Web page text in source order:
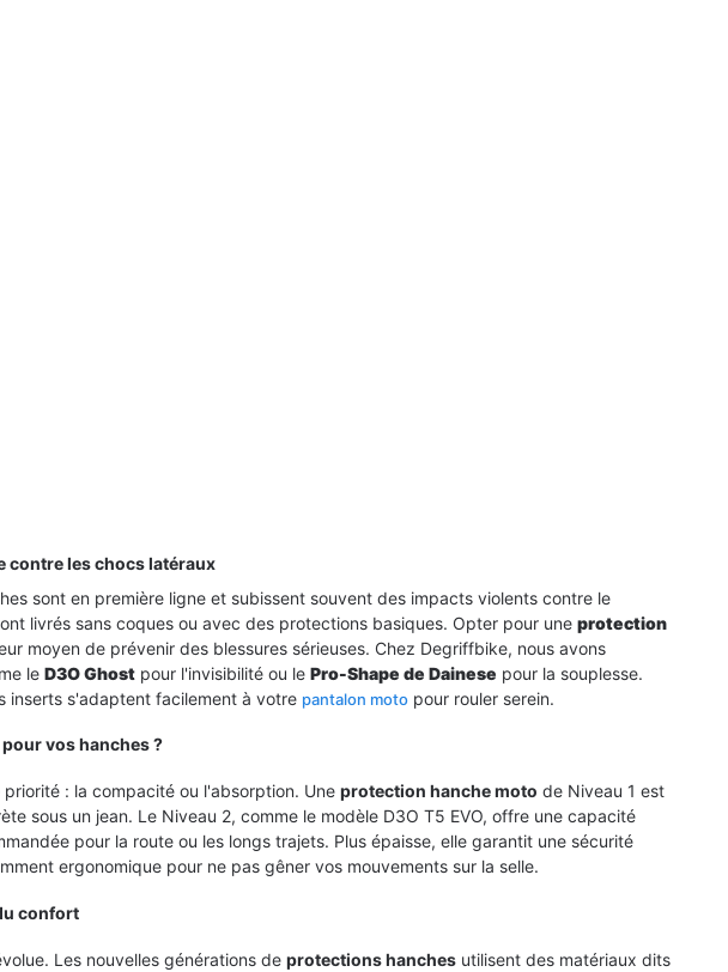
Air® 5
Smart Air
moto
Air® 5 Plasma ou
? Plongez au
avec notre
L’art du regard et la visière
moto : comment votre vision
définit votre trajectoire
Maîtrisez l'art du regard et soignez
votre vision pour rouler en toute
Lire l'article
Cours de sécurité
Suisse : profitez du
remboursement de
en 2026 !
Saviez-vous que le
perfectionnement
Découvrez comment...
contre les chocs latéraux
sont en première ligne et subissent souvent des impacts violents contre le
livrés sans coques ou avec des protections basiques. Opter pour une protection
moyen de prévenir des blessures sérieuses. Chez Degriffbike, nous avons
le D3O Ghostpour l'invisibilité ou le Pro-Shape de Dainese pour la souplesse.
inserts s'adaptent facilement à votre pantalon motopour rouler serein.
vos hanches ?
: la compacité ou l'absorption. Une protection hanche moto de Niveau 1 est
sous un jean. Le Niveau 2, comme le modèle D3O T5 EVO, offre une capacité
pour la route ou les longs trajets. Plus épaisse, elle garantit une sécurité
ergonomique pour ne pas gêner vos mouvements sur la selle.
confort
Les nouvelles générations de protections hanchesutilisent des matériaux dits